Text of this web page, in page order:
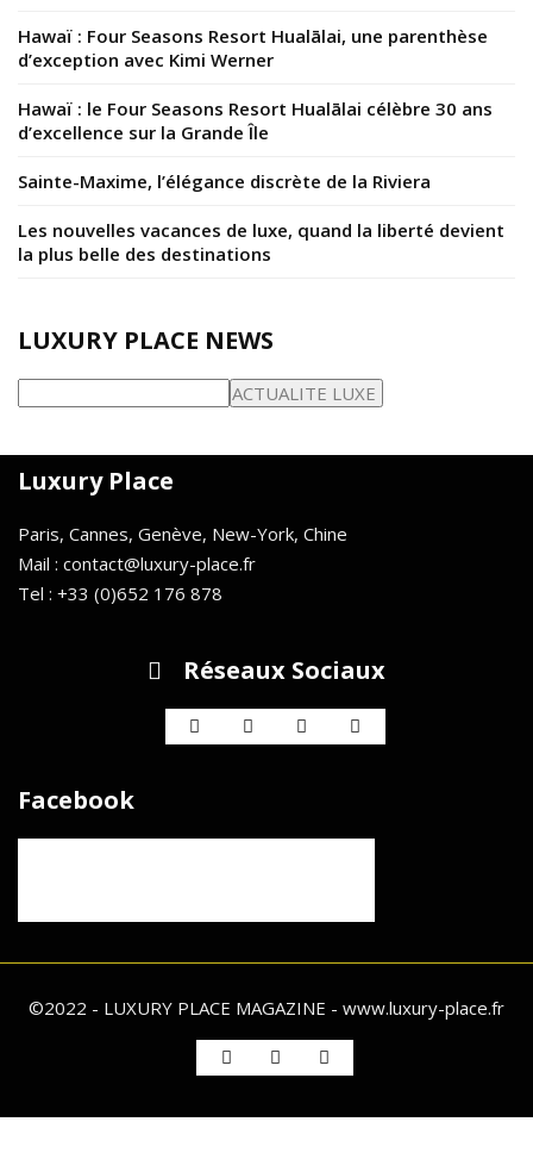
Hawaï : Four Seasons Resort Hualālai, une parenthèse
d’exception avec Kimi Werner
Hawaï : le Four Seasons Resort Hualālai célèbre 30 ans
d’excellence sur la Grande Île
Sainte-Maxime, l’élégance discrète de la Riviera
Les nouvelles vacances de luxe, quand la liberté devient
la plus belle des destinations
LUXURY PLACE NEWS
Luxury Place
Paris, Cannes, Genève, New-York, Chine
Mail : contact@luxury-place.fr
Tel : +33 (0)652 176 878
Réseaux Sociaux
Facebook
©2022 - LUXURY PLACE MAGAZINE - www.luxury-place.fr